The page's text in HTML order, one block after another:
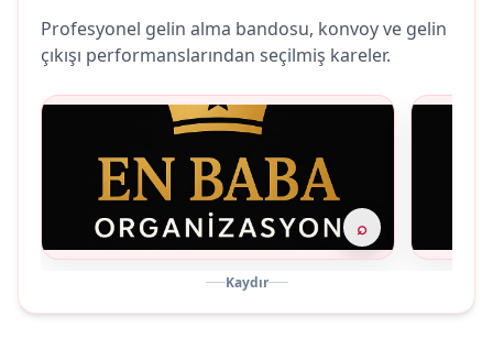
Profesyonel gelin alma bandosu, konvoy ve gelin
çıkışı performanslarından seçilmiş kareler.
⌕
Kaydır